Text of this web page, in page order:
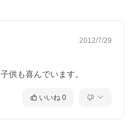
幅34cm / 袖丈36cm / 総丈
/ 胸囲64cm / ウエスト
2012/7/29
供も喜んでいます。
いいね 0